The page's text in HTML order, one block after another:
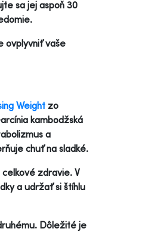
sa jej aspoň 30
ovplyvniť vaše
Weight zo
kambodžská
a
chuť na sladké.
zdravie. V
a udržať si štíhlu
Dôležité je